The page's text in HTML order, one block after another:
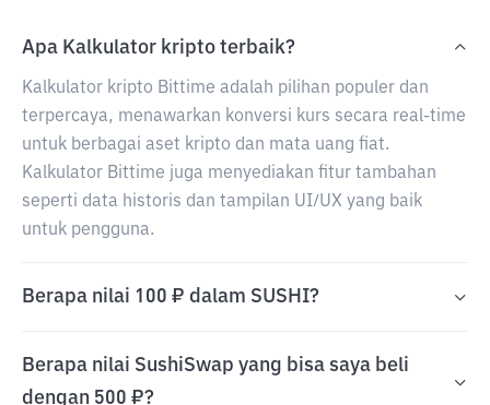
Apa Kalkulator kripto terbaik?
Kalkulator kripto Bittime adalah pilihan populer dan
terpercaya, menawarkan konversi kurs secara real-time
untuk berbagai aset kripto dan mata uang fiat.
Kalkulator Bittime juga menyediakan fitur tambahan
seperti data historis dan tampilan UI/UX yang baik
untuk pengguna.
Berapa nilai 100 ₽ dalam SUSHI?
Berapa nilai SushiSwap yang bisa saya beli
dengan 500 ₽?